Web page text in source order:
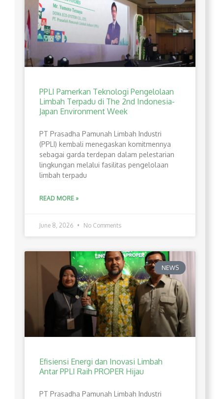
PPLI Pamerkan Teknologi Pengelolaan
Limbah Terpadu di The 2nd Indonesia-
Japan Environment Week
PT Prasadha Pamunah Limbah Industri
(PPLI) kembali menegaskan komitmennya
sebagai garda terdepan dalam pelestarian
lingkungan melalui fasilitas pengelolaan
limbah terpadu
READ MORE »
June 8, 2026 No Comments
NEWS
Efisiensi Energi dan Inovasi Limbah
Antar PPLI Raih PROPER Hijau
PT Prasadha Pamunah Limbah Industri